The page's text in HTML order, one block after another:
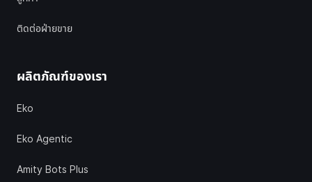
ติดต่อฝ่ายขาย
ผลิตภัณฑ์ของเรา
Eko
Eko Agentic
Amity Bots Plus